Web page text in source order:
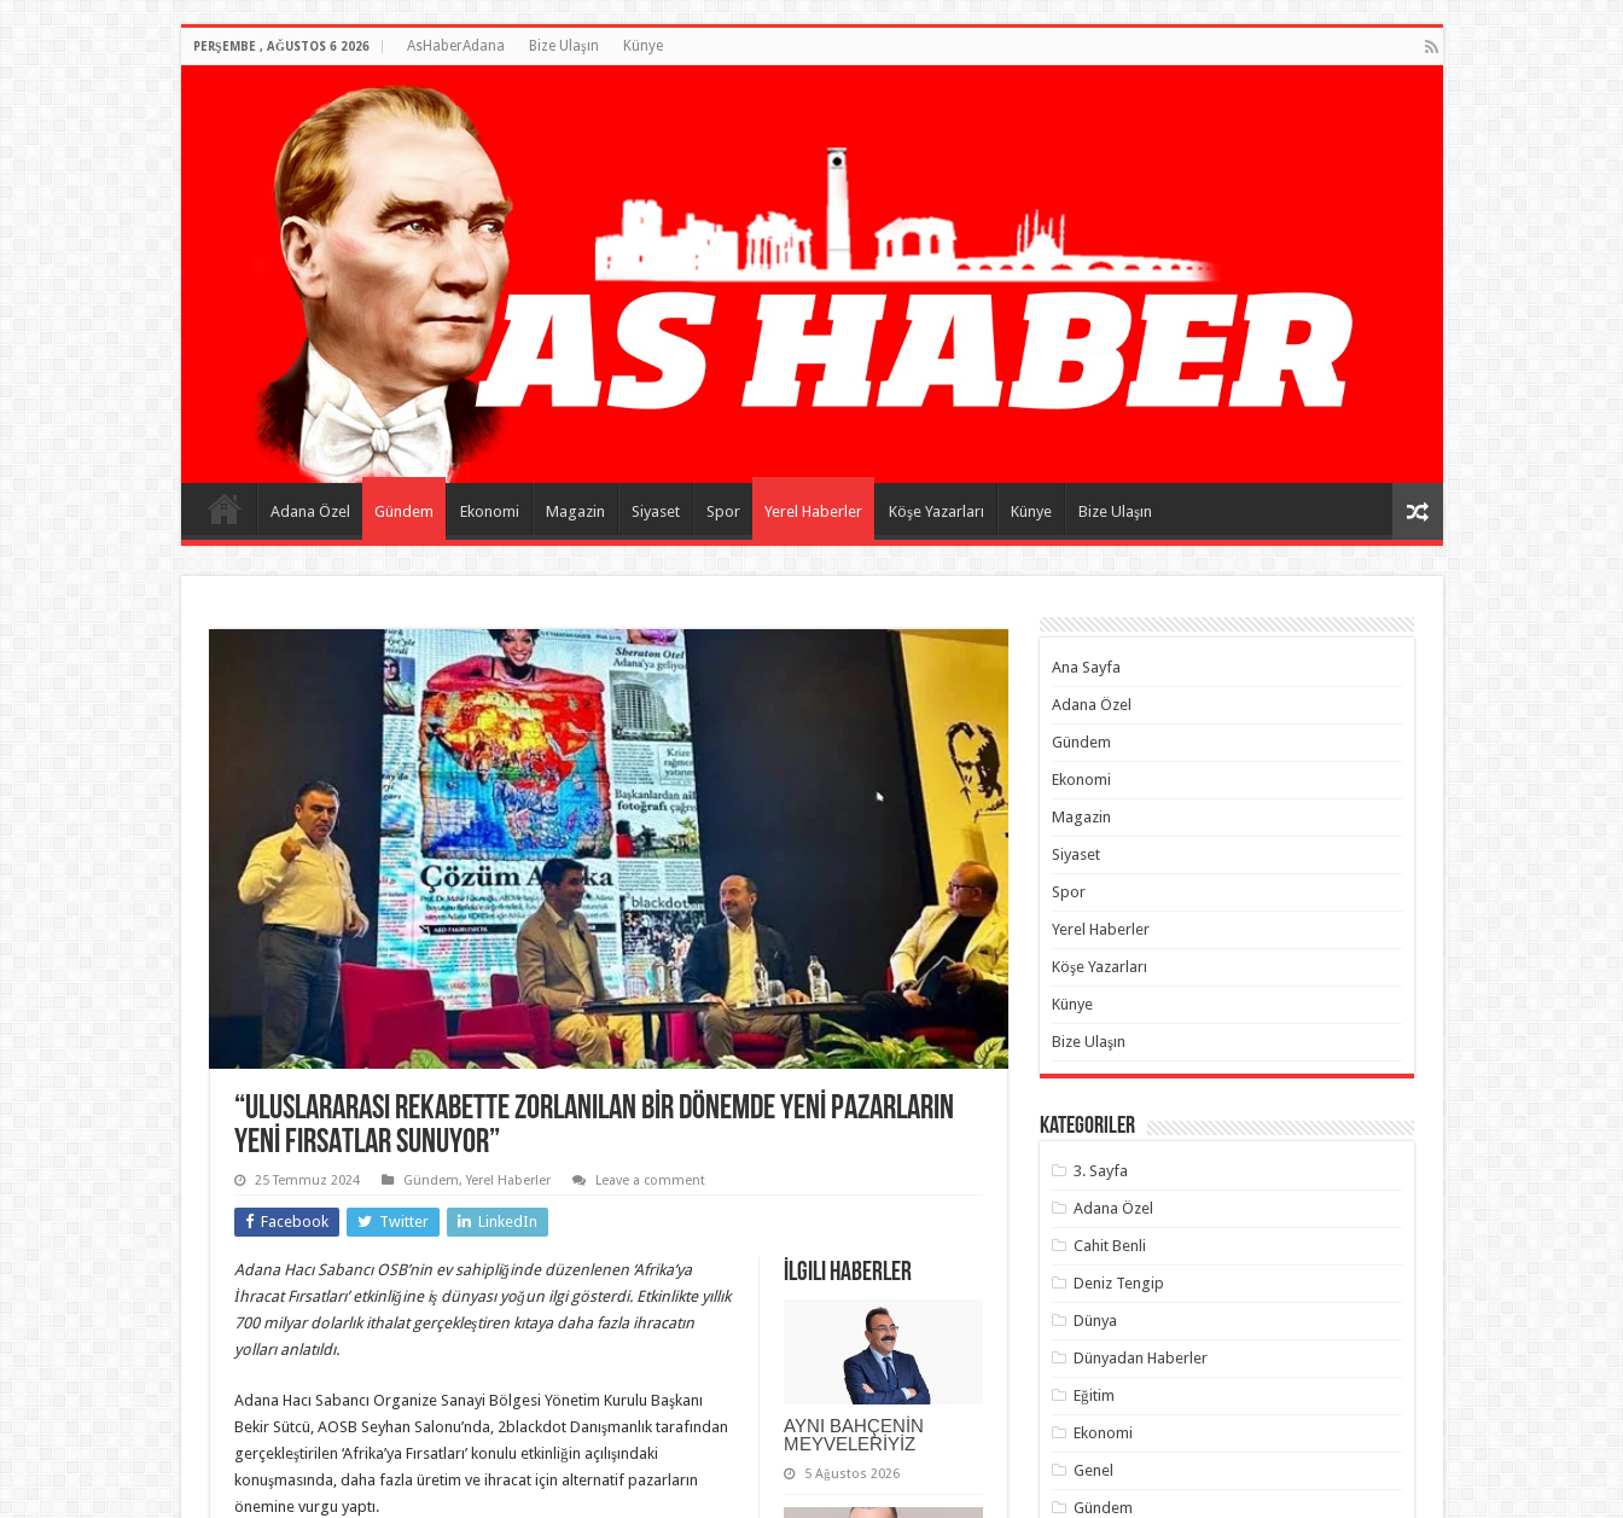
PERŞEMBE , AĞUSTOS 6 2026 AsHaberAdana Bize Ulaşın Künye
Adana Özel Gündem Ekonomi Magazin Siyaset Spor Yerel Haberler Köşe Yazarları Künye Bize Ulaşın
“ULUSLARARASI REKABETTE ZORLANILAN BİR DÖNEMDE YENİ PAZARLARIN
YENİ FIRSATLAR SUNUYOR”
25 Temmuz 2024 Gündem,Yerel Haberler Leave a comment
Facebook Twitter LinkedIn
İlgili Haberler
AYNI BAHÇENİN
MEYVELERİYİZ
5 Ağustos 2026
Adana Hacı Sabancı OSB’nin ev sahipliğinde düzenlenen ‘Afrika’ya
İhracat Fırsatları’ etkinliğine iş dünyası yoğun ilgi gösterdi. Etkinlikte yıllık
700 milyar dolarlık ithalat gerçekleştiren kıtaya daha fazla ihracatın
yolları anlatıldı.
Adana Hacı Sabancı Organize Sanayi Bölgesi Yönetim Kurulu Başkanı
Bekir Sütcü, AOSB Seyhan Salonu’nda, 2blackdot Danışmanlık tarafından
gerçekleştirilen ‘Afrika’ya Fırsatları’ konulu etkinliğin açılışındaki
konuşmasında, daha fazla üretim ve ihracat için alternatif pazarların
önemine vurgu yaptı.
Ana Sayfa
Adana Özel
Gündem
Ekonomi
Magazin
Siyaset
Spor
Yerel Haberler
Köşe Yazarları
Künye
Bize Ulaşın
Kategoriler
3. Sayfa
Adana Özel
Cahit Benli
Deniz Tengip
Dünya
Dünyadan Haberler
Eğitim
Ekonomi
Genel
Gündem